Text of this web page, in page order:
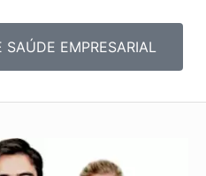
SAÚDE EMPRESARIAL